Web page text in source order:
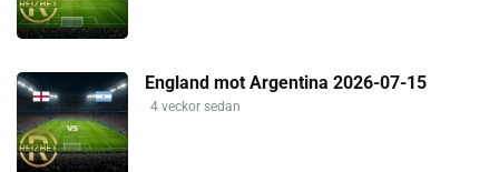
England mot Argentina 2026-07-15
4 veckor sedan